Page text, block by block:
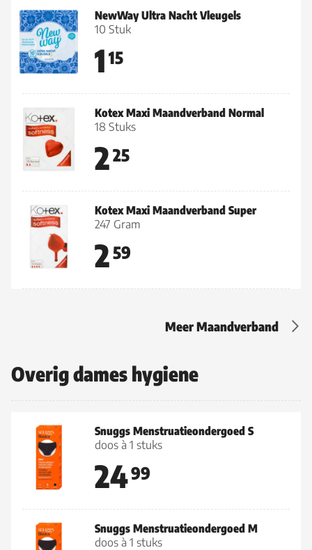
NewWay Ultra Nacht Vleugels
10 Stuk
1 15
Kotex Maxi Maandverband Normal
18 Stuks
225
Kotex Maxi Maandverband Super
247 Gram
259
Meer Maandverband
Overig dames hygiene
Snuggs Menstruatieondergoed S
doos à 1 stuks
2499
Snuggs Menstruatieondergoed M
doos à 1 stuks